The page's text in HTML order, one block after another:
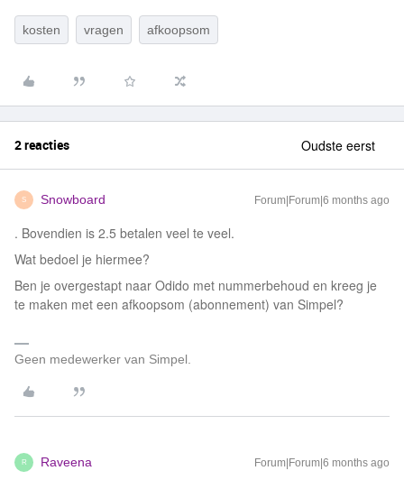
kosten vragen afkoopsom
2 reacties Oudste eerst
S Snowboard Forum|Forum|6 months ago
. Bovendien is 2.5 betalen veel te veel.
Wat bedoel je hiermee?
Ben je overgestapt naar Odido met nummerbehoud en kreeg je
te maken met een afkoopsom (abonnement) van Simpel?
Geen medewerker van Simpel.
R Raveena Forum|Forum|6 months ago